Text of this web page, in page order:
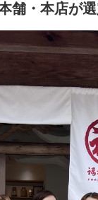
舗・本店が